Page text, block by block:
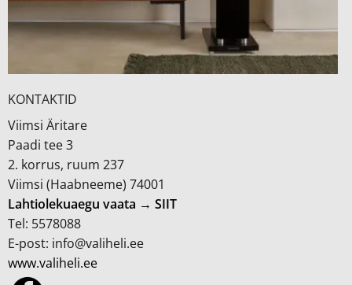
KONTAKTID
Viimsi Äritare
Paadi tee 3
2. korrus, ruum 237
Viimsi (Haabneeme) 74001
Lahtiolekuaegu vaata → SIIT
Tel: 5578088
E-post: info@valiheli.ee
www.valiheli.ee